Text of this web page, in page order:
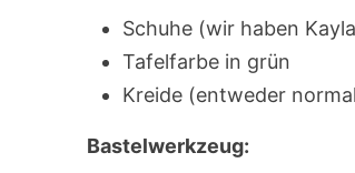
Schuhe (wir haben
Tafelfarbe in grün
Kreide (entweder
Bastelwerkzeug: